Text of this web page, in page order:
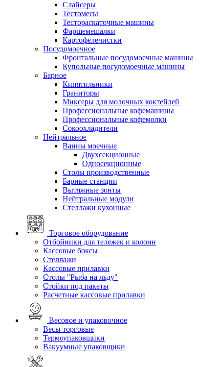
Слайсеры
Тестомесы
Тестораскаточные машины
Фаршемешалки
Картофелечистки
Посудомоечное
Фронтальные посудомоечные машины
Купольные посудомоечные машины
Барное
Кипятильники
Граниторы
Миксеры для молочных коктейлей
Профессиональные кофемашины
Профессиональные кофемолки
Сокоохладители
Нейтральное
Ванны моечные
Двухсекционные
Односекционные
Столы производственные
Барные станции
Вытяжные зонты
Нейтральные модули
Стеллажи кухонные
Торговое оборудование
Отбойники для тележек и колонн
Кассовые боксы
Стеллажи
Кассовые прилавки
Столы "Рыба на льду"
Стойки под пакеты
Расчетные кассовые прилавки
Весовое и упаковочное
Весы торговые
Термоупаковщики
Вакуумные упаковщики